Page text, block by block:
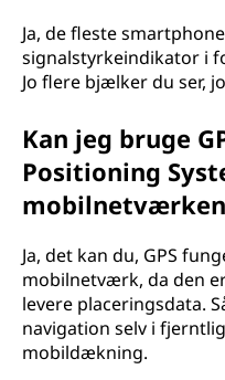
Ja, de fleste
signalstyrkeindikator i
Jo flere bjælker du ser,
Kan jeg bruge
Positioning
Ja, det kan du, GPS
mobilnetværk, da den
levere placeringsdata.
navigation selv i
mobildækning.